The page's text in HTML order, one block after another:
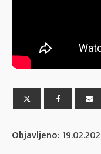
Objavljeno: